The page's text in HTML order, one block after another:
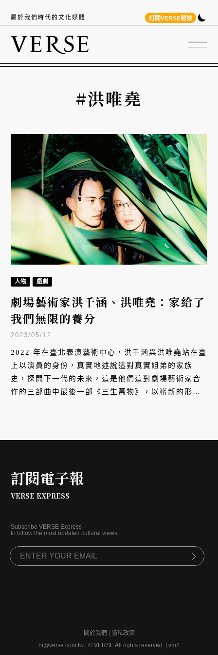
屬於我們時代的文化媒體 訂閱VERSE雜誌
#洪唯堯
人物 戲劇
劇場藝術家洪千涵、洪唯堯：家給了
我們無限的養分
2023/05/12
2022 年在臺北表演藝術中心，洪千涵與洪唯堯站在臺
上以演員的身份，真實地述說這對真實姐弟的家族
史，探問下一代的未來，這是他們這對劇場藝術家合
作的三部曲中最後一部《三生萬物》，以嶄新的形式
訂閱電子報
VERSE EXPRESS
Subscribe VERSE Express
to follow the most updated cultural views.
關於我們
隱私政策
hi@verse.com.tw
© VERSE All rights reserved. | vm2